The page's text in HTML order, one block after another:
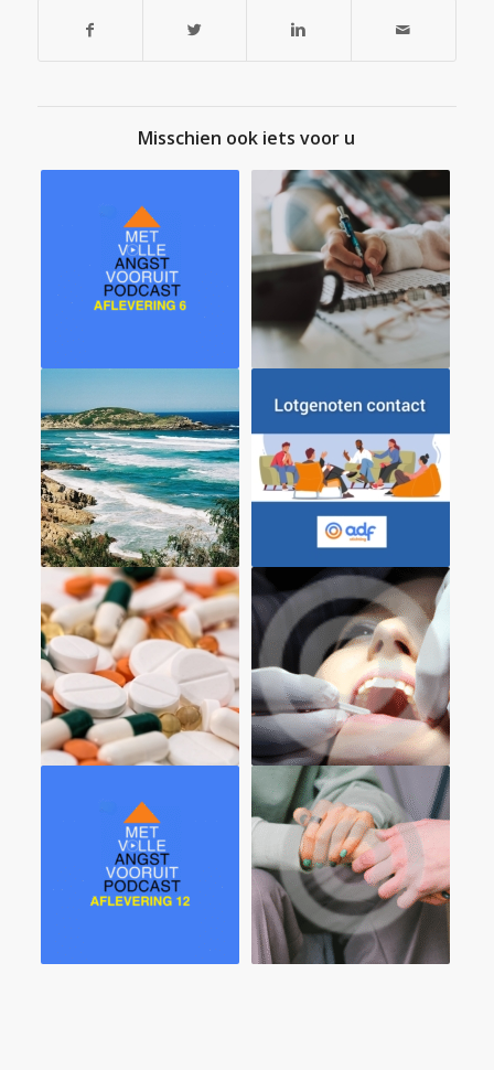
Misschien ook iets voor u